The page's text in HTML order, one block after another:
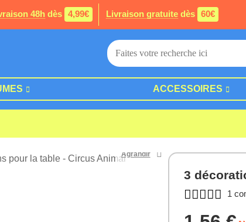
48hdès 4,99€ Livraison gratuitedès 60€
ACCESSOIRES
Agrandir
3
1